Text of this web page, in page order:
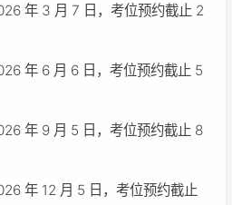
年 3 月 7 日，考位预约截止 2
年 6 月 6 日，考位预约截止 5
年 9 月 5 日，考位预约截止 8
年 12 月 5 日，考位预约截止